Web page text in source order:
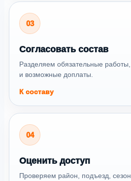
03
Согласовать состав
Разделяем обязательные
и возможные доплаты.
К составу
04
Оценить доступ
Проверяем район, подъезд,